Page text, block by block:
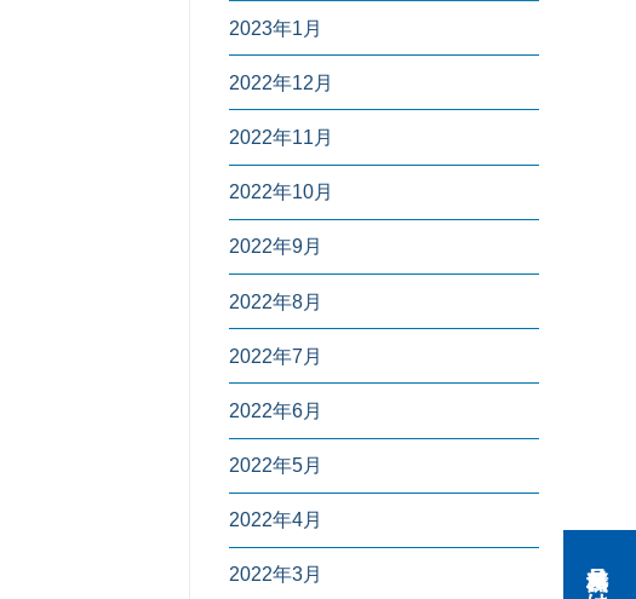
2023年1月
2022年12月
2022年11月
2022年10月
2022年9月
2022年8月
2022年7月
2022年6月
2022年5月
2022年4月
2022年3月